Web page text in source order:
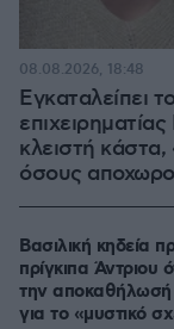
Εγκαταλείπει
κλειστή
όσους
08.08.2026, 18:48
Βασιλική κηδεία
πρίγκιπα Άντριου
την αποκαθήλωσή
για το «μυστικό